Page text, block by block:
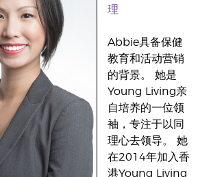
理
Abbie具备保健
教育和活动营销
的背景。 她是
Young Living亲
自培养的一位领
袖，专注于以同
理心去领导。 她
在2014年加入香
港Young Living